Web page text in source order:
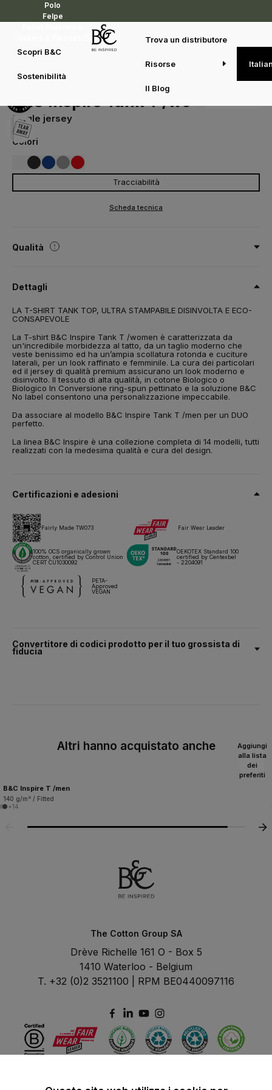
Polo
Felpe
Scopri B&C
Sostenibilità
Trova un distributore
Risorse
Il Blog
B&C Inspire Tank T /women
B&C Inspire Tank T /women
Single jersey
Colori
008
620
007
Tracciabilità
Scheda tecnica
Qualità
XS,S,M, L,XL,2XL
140 g/m²
Imballaggio
10 pz/pacco & 50 pz/cartone
Istruzioni di lavaggio
Tutti i nostri prodotti sono testati e approvati per tutte le tecniche
di stampa.
Dettagli
LA T-SHIRT TANK TOP, ULTRA STAMPABILE DISINVOLTA E ECO-
CONSAPEVOLE
La T-shirt B&C Inspire Tank T /women è caratterizzata da
un'incredibile morbidezza al tatto, da un taglio moderno che
veste benissimo ed ha un’ampia scollatura rotonda e cuciture
laterali, per un look raffinato e femminile. La cura dei particolari
ed il jersey di qualità premium assicurano un look moderno e
disinvolto. Il tessuto di alta qualità, in cotone Biologico o
Biologico In Conversione ring-spun pettinato e la soluzione B&C
No label consentono una personalizzazione impeccabile.
Da associare al modello B&C Inspire Tank T /men per un DUO
perfetto.
La linea B&C Inspire è una collezione completa di 14 modelli, tutti
realizzati con la medesima qualità e cura del design.
Certificazioni e adesioni
Fairly Made TW073 Fair Wear Leader
100% OCS organically grown
cotton, certified by Control Union
CERT CU1030092
OEKOTEX Standard 100
certified by Centexbel
- 2204091
PETA-
Approved
VEGAN
Convertitore di codici prodotto per il tuo grossista di
fiducia
Altri hanno acquistato anche
Aggiungi
alla lista
dei
preferiti
B&C Inspire T /men
140 g/m² / Fitted
+14
The Cotton Group SA
Drève Richelle 161 O - Box 5
1410 Waterloo - Belgium
T. +32 (0)2 3521100 | RPM BE0440097116